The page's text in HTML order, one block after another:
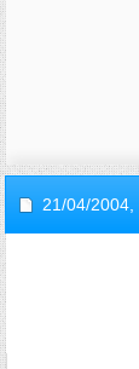
21/04/2004,